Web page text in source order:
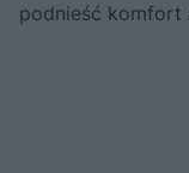
podnieść komfort